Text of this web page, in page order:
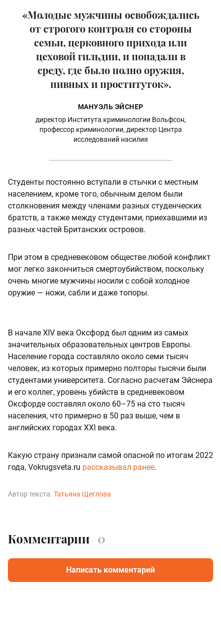
«Молодые мужчины освобождались
от строгого контроля со стороны
семьи, церковного прихода или
цеховой гильдии, и попадали в
среду, где было полно оружия,
пивных и проституток».
МАНУЭЛЬ ЭЙСНЕР
директор Института криминологии Вольфсон,
профессор криминологии, директор Центра
исследований насилия
Студенты постоянно вступали в стычки с местным
населением, кроме того, обычным делом были
столкновения между членами разных студенческих
братств, а также между студентами, приехавшими из
разных частей Британских островов.
При этом в средневековом обществе любой конфликт
мог легко закончиться смертоубийством, поскольку
очень многие мужчины носили с собой холодное
оружие — ножи, сабли и даже топоры.
В начале XIV века Оксфорд был одним из самых
значительных образовательных центров Европы.
Население города составляло около семи тысяч
человек, из которых примерно полторы тысячи были
студентами университета. Согласно расчетам Эйснера
и его коллег, уровень убийств в средневековом
Оксфорде составлял около 60–75 на сто тысяч
населения, что примерно в 50 раз выше, чем в
английских городах XXI века.
Какую страну признали самой опасной по итогам 2022
года, Vokrugsveta.ru рассказывал ранее.
Автор текста: Татьяна Щеглова
Комментарии 0
Написать комментарий